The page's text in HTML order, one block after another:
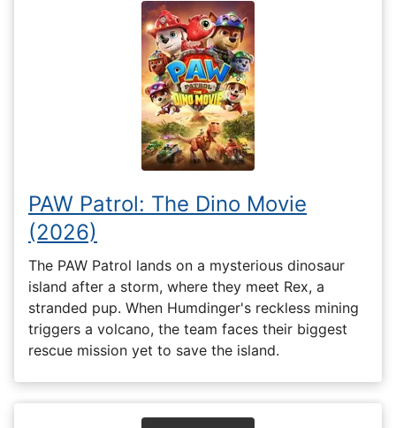
PAW Patrol: The Dino Movie
(2026)
The PAW Patrol lands on a mysterious dinosaur
island after a storm, where they meet Rex, a
stranded pup. When Humdinger's reckless mining
triggers a volcano, the team faces their biggest
rescue mission yet to save the island.